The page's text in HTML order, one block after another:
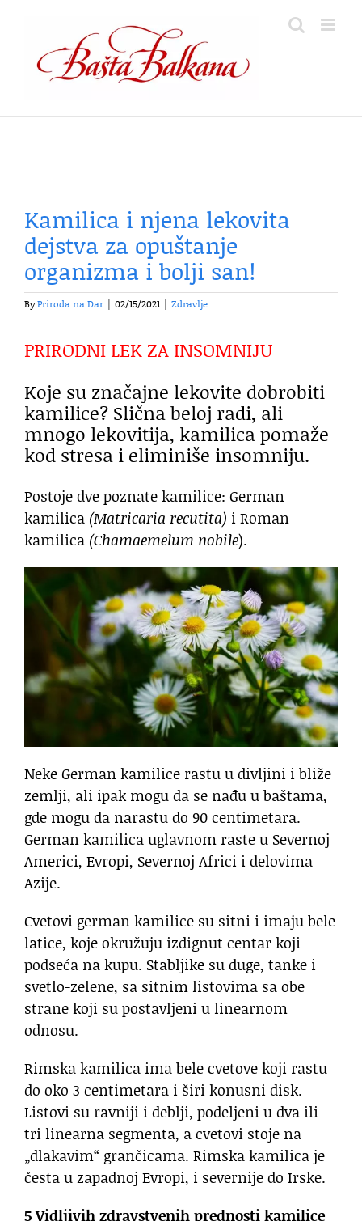
content
Kamilica i njena lekovita
dejstva za opuštanje
organizma i bolji san!
ByPriroda na Dar 02/15/2021 Zdravlje
PRIRODNI LEK ZA INSOMNIJU
Koje su značajne lekovite dobrobiti
kamilice? Slična beloj radi, ali
mnogo lekovitija, kamilica pomaže
kod stresa i eliminiše insomniju.
Postoje dve poznate kamilice: German
kamilica (Matricaria recutita) i Roman
kamilica (Chamaemelum nobile).
Neke German kamilice rastu u divljini i bliže
zemlji, ali ipak mogu da se nađu u baštama,
gde mogu da narastu do 90 centimetara.
German kamilica uglavnom raste u Severnoj
Americi, Evropi, Severnoj Africi i delovima
Azije.
Cvetovi german kamilice su sitni i imaju bele
latice, koje okružuju izdignut centar koji
podseća na kupu. Stabljike su duge, tanke i
svetlo-zelene, sa sitnim listovima sa obe
strane koji su postavljeni u linearnom
odnosu.
Rimska kamilica ima bele cvetove koji rastu
do oko 3 centimetara i širi konusni disk.
Listovi su ravniji i deblji, podeljeni u dva ili
tri linearna segmenta, a cvetovi stoje na
„dlakavim“ grančicama. Rimska kamilica je
česta u zapadnoj Evropi, i severnije do Irske.
5 Vidljivih zdravstvenih prednosti kamilice